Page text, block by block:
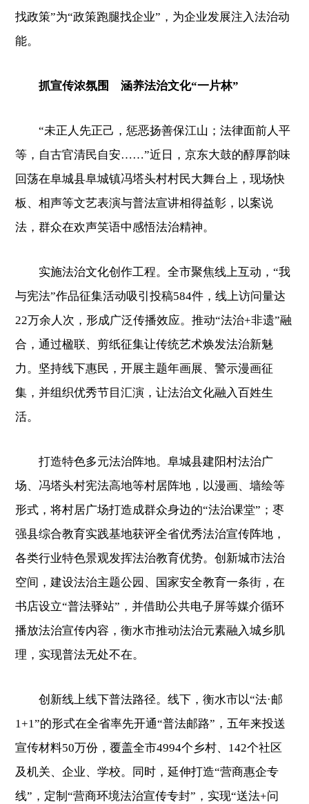
找政策”为“政策跑腿找企业”，为企业发展注入法治动
能。
抓宣传浓氛围 涵养法治文化“一片林”
“未正人先正己，惩恶扬善保江山；法律面前人平
等，自古官清民自安……”近日，京东大鼓的醇厚韵味
回荡在阜城县阜城镇冯塔头村村民大舞台上，现场快
板、相声等文艺表演与普法宣讲相得益彰，以案说
法，群众在欢声笑语中感悟法治精神。
实施法治文化创作工程。全市聚焦线上互动，“我
与宪法”作品征集活动吸引投稿584件，线上访问量达
22万余人次，形成广泛传播效应。推动“法治+非遗”融
合，通过楹联、剪纸征集让传统艺术焕发法治新魅
力。坚持线下惠民，开展主题年画展、警示漫画征
集，并组织优秀节目汇演，让法治文化融入百姓生
活。
打造特色多元法治阵地。阜城县建阳村法治广
场、冯塔头村宪法高地等村居阵地，以漫画、墙绘等
形式，将村居广场打造成群众身边的“法治课堂”；枣
强县综合教育实践基地获评全省优秀法治宣传阵地，
各类行业特色景观发挥法治教育优势。创新城市法治
空间，建设法治主题公园、国家安全教育一条街，在
书店设立“普法驿站”，并借助公共电子屏等媒介循环
播放法治宣传内容，衡水市推动法治元素融入城乡肌
理，实现普法无处不在。
创新线上线下普法路径。线下，衡水市以“法·邮
1+1”的形式在全省率先开通“普法邮路”，五年来投送
宣传材料50万份，覆盖全市4994个乡村、142个社区
及机关、企业、学校。同时，延伸打造“营商惠企专
线”，定制“营商环境法治宣传专封”，实现“送法+问